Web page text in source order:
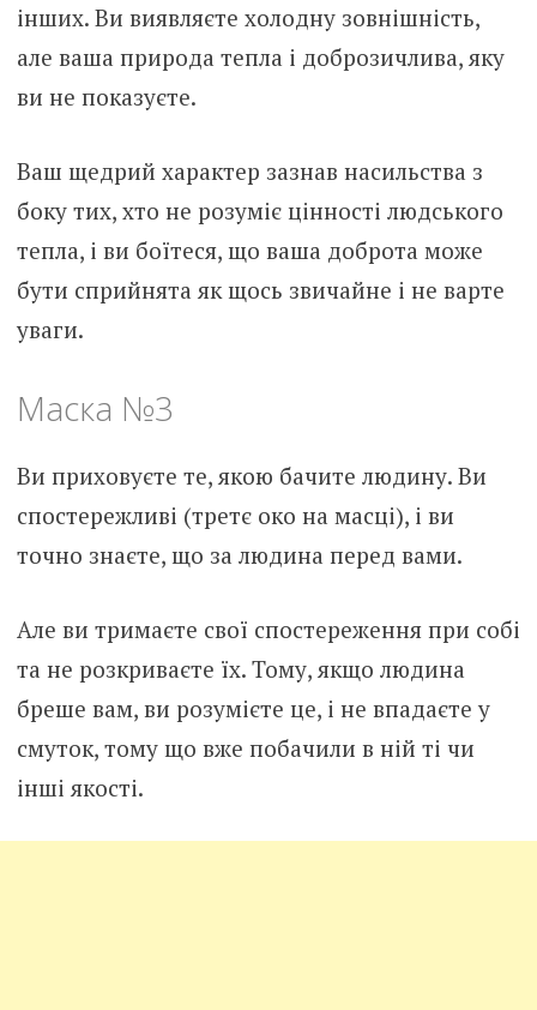
інших. Ви виявляєте холодну зовнішність,
але ваша природа тепла і доброзичлива, яку
ви не показуєте.
Ваш щедрий характер зазнав насильства з
боку тих, хто не розуміє цінності людського
тепла, і ви боїтеся, що ваша доброта може
бути сприйнята як щось звичайне і не варте
уваги.
Маска №3
Ви приховуєте те, якою бачите людину. Ви
спостережливі (третє око на масці), і ви
точно знаєте, що за людина перед вами.
Але ви тримаєте свої спостереження при собі
та не розкриваєте їх. Тому, якщо людина
бреше вам, ви розумієте це, і не впадаєте у
смуток, тому що вже побачили в ній ті чи
інші якості.